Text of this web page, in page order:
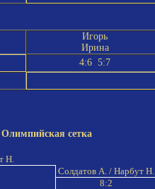
Игорь
Ирина
4:6 5:7
сетка
Н.
Солдатов А. / Нарбут Н.
8:2